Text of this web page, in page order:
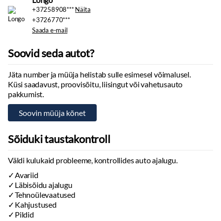
Multimeedia
Ekraan
Käed vabad süsteem
Stereo
CD mängija:
Rehvid ja veljed
Valuveljed
Muu
Pagasikate
+37258908***Näita
+3726770***
Saada e-mail
Soovid seda autot?
Jäta number ja müüja helistab sulle esimesel võimalusel.
Küsi saadavust, proovisõitu, liisingut või vahetusauto
pakkumist.
Sõiduki taustakontroll
Väldi kulukaid probleeme, kontrollides auto ajalugu.
Avariid
Läbisõidu ajalugu
Tehnoülevaatused
Kahjustused
Pildid